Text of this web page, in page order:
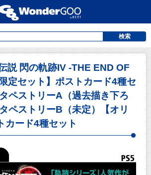
検索
説 閃の軌跡IV -THE END OF
定セット】ポストカード4種セ
ペストリーA（過去描き下ろ
ペストリーB（未定）【オリ
カード4種セット